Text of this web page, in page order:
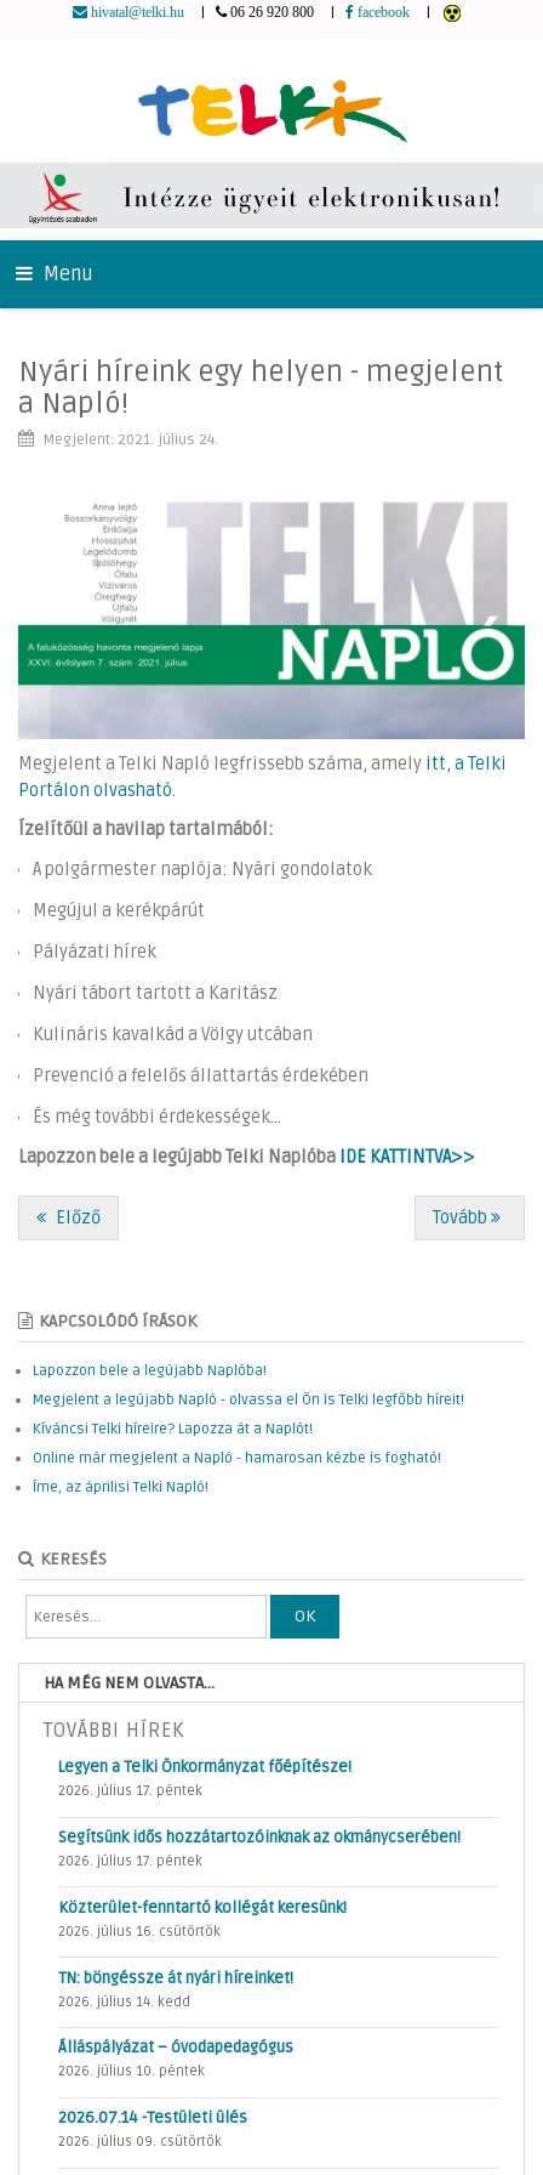
hivatal@telki.hu 06 26 920 800 facebook
Menu
Nyári híreink egy helyen - megjelent
a Napló!
Megjelent: 2021. július 24.
Megjelent a Telki Napló legfrissebb száma, amely itt, a Telki
Portálon olvasható.
Ízelítőül a havilap tartalmából:
A polgármester naplója: Nyári gondolatok
Megújul a kerékpárút
Pályázati hírek
Nyári tábort tartott a Karitász
Kulináris kavalkád a Völgy utcában
Prevenció a felelős állattartás érdekében
És még további érdekességek...
Lapozzon bele a legújabb Telki Naplóba IDE KATTINTVA>>
Előző Tovább
KAPCSOLÓDÓ ÍRÁSOK
Lapozzon bele a legújabb Naplóba!
Megjelent a legújabb Napló - olvassa el Ön is Telki legfőbb híreit!
Kíváncsi Telki híreire? Lapozza át a Naplót!
Online már megjelent a Napló - hamarosan kézbe is fogható!
Íme, az áprilisi Telki Napló!
KERESÉS
OK
HA MÉG NEM OLVASTA...
TOVÁBBI HÍREK
Legyen a Telki Önkormányzat főépítésze!
2026. július 17. péntek
Segítsünk idős hozzátartozóinknak az okmánycserében!
2026. július 17. péntek
Közterület-fenntartó kollégát keresünk!
2026. július 16. csütörtök
TN: böngéssze át nyári híreinket!
2026. július 14. kedd
Álláspályázat – óvodapedagógus
2026. július 10. péntek
2026.07.14 -Testületi ülés
2026. július 09. csütörtök